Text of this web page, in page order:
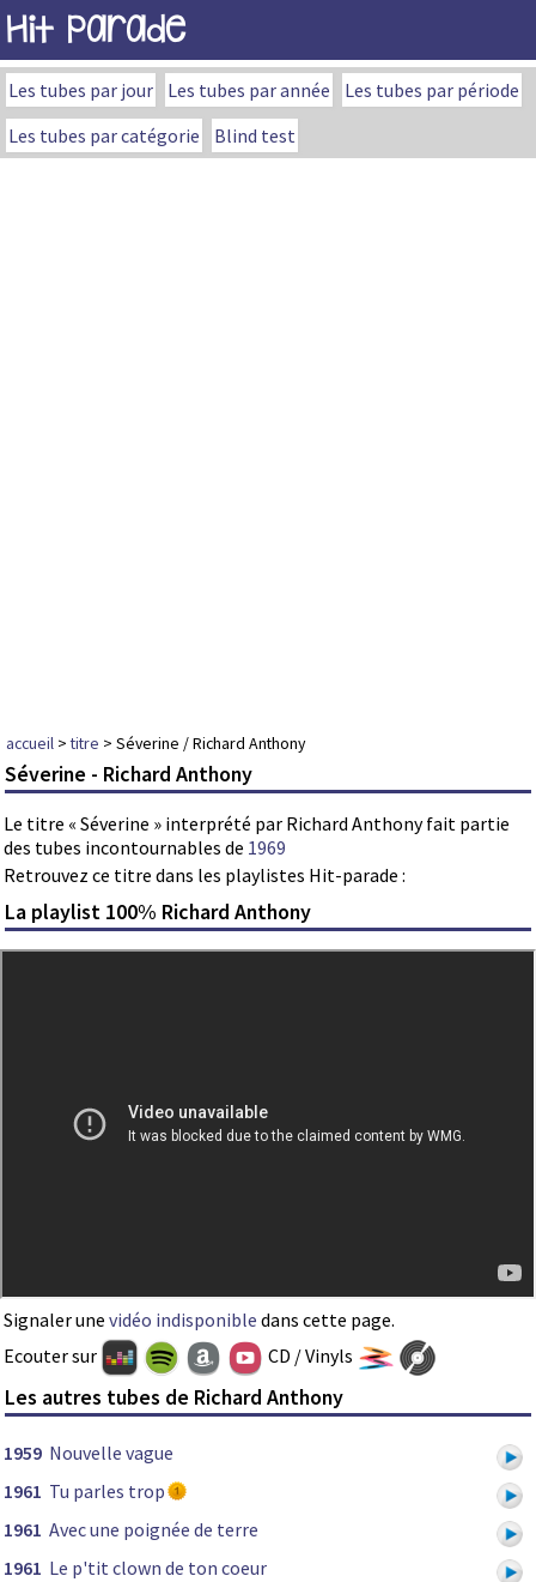
Hit Parade
Les tubes par jour Les tubes par année
Les tubes par période
Les tubes par catégorie
Blind test
accueil >titre > Séverine / Richard Anthony
Séverine - Richard Anthony
Le titre « Séverine » interprété par Richard Anthony fait partie
des tubes incontournables de 1969
Retrouvez ce titre dans les playlistes Hit-parade :
La playlist 100% Richard Anthony
Signaler une vidéo indisponible dans cette page.
Ecouter sur
CD / Vinyls
Les autres tubes de Richard Anthony
1959 Nouvelle vague
1961 Tu parles trop
1961 Avec une poignée de terre
1961 Le p'tit clown de ton coeur